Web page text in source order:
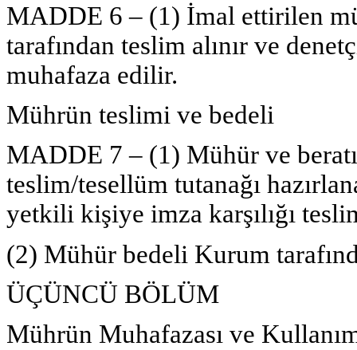
MADDE 6 – (1) İmal ettirilen
tarafından teslim alınır ve
muhafaza edilir.
Mührün teslimi ve bedeli
MADDE 7 – (1) Mühür ve
teslim/tesellüm tutanağı
yetkili kişiye imza karşılığı
(2) Mühür bedeli Kurum
ÜÇÜNCÜ BÖLÜM
Mührün Muhafazası ve